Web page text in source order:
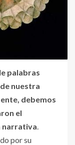
palabras
nuestra
debemos
el
narrativa
por su